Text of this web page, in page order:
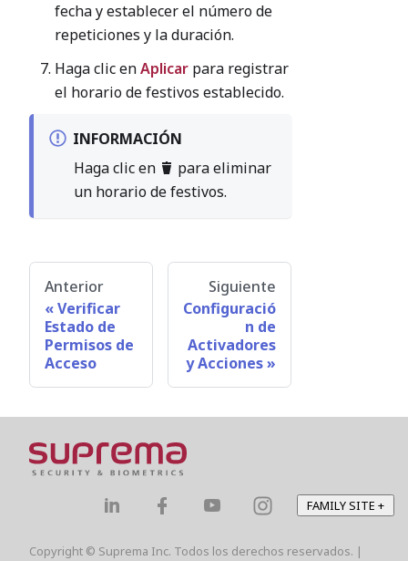
fecha y establecer el número de
repeticiones y la duración.
Haga clic enAplicar para registrar
el horario de festivos establecido.
INFORMACIÓN
Haga clic en
para eliminar
un horario de festivos.
Anterior
Verificar
Estado de
Permisos de
Acceso
Siguiente
Configuració
n de
Activadores
y Acciones
FAMILY SITE +
Copyright © Suprema Inc. Todos los derechos reservados. |